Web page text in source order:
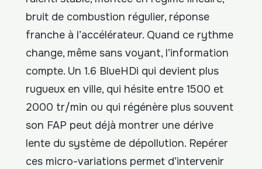
bruit de combustion régulier, réponse
franche à l’accélérateur. Quand ce rythme
change, même sans voyant, l’information
compte. Un 1.6 BlueHDi qui devient plus
rugueux en ville, qui hésite entre 1500 et
2000 tr/min ou qui régénère plus souvent
son FAP peut déjà montrer une dérive
lente du système de dépollution. Repérer
ces micro-variations permet d’intervenir